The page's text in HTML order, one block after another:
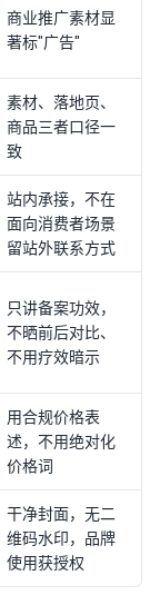
商业推广素材显
著标"广告"
素材、落地页、
商品三者口径一
致
站内承接，不在
面向消费者场景
留站外联系方式
只讲备案功效，
不晒前后对比、
不用疗效暗示
用合规价格表
述，不用绝对化
价格词
干净封面，无二
维码水印，品牌
使用获授权